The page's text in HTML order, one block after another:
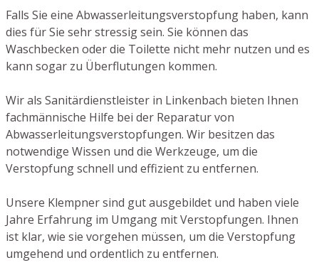
Falls Sie eine Abwasserleitungsverstopfung haben, kann
dies für Sie sehr stressig sein. Sie können das
Waschbecken oder die Toilette nicht mehr nutzen und es
kann sogar zu Überflutungen kommen.
Wir als Sanitärdienstleister in Linkenbach bieten Ihnen
fachmännische Hilfe bei der Reparatur von
Abwasserleitungsverstopfungen. Wir besitzen das
notwendige Wissen und die Werkzeuge, um die
Verstopfung schnell und effizient zu entfernen.
Unsere Klempner sind gut ausgebildet und haben viele
Jahre Erfahrung im Umgang mit Verstopfungen. Ihnen
ist klar, wie sie vorgehen müssen, um die Verstopfung
umgehend und ordentlich zu entfernen.